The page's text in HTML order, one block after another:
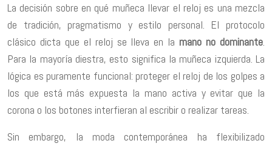
La decisión sobre en qué muñeca llevar el reloj es una mezcla
de tradición, pragmatismo y estilo personal. El protocolo
clásico dicta que el reloj se lleva en la mano no dominante.
Para la mayoría diestra, esto significa la muñeca izquierda. La
lógica es puramente funcional: proteger el reloj de los golpes a
los que está más expuesta la mano activa y evitar que la
corona o los botones interfieran al escribir o realizar tareas.
Sin embargo, la moda contemporánea ha flexibilizado